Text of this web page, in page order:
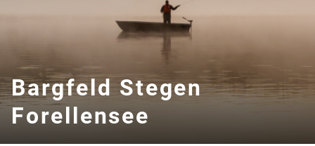
Bargfeld Stegen
Forellensee